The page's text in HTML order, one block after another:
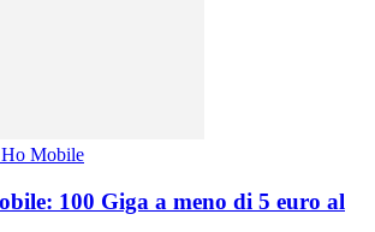
Mobile
100 Giga a meno di 5 euro al